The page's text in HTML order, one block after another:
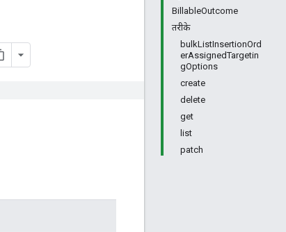
BillableOutcome
तरीके
bulkListInsertionOrd
erAssignedTargetin
gOptions
create
delete
get
list
patch